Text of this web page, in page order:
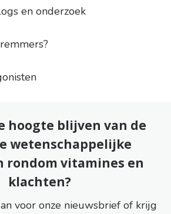
en onderzoek
hoogte blijven van de
wetenschappelijke
rondom vitamines en
klachten?
voor onze nieuwsbrief of krijg